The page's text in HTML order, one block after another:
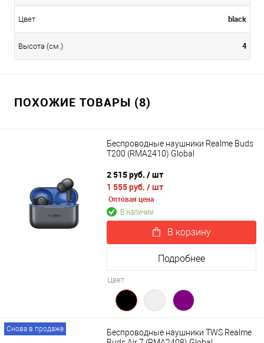
Цвет black
Высота (см.) 4
ПОХОЖИЕ ТОВАРЫ (8)
Беспроводные наушники Realme Buds
T200 (RMA2410) Global
2 515 руб. / шт
1 555 руб. / шт
Оптовая цена
В наличии
В корзину
Подробнее
Цвет
Снова в продаже
Беспроводные наушники TWS Realme